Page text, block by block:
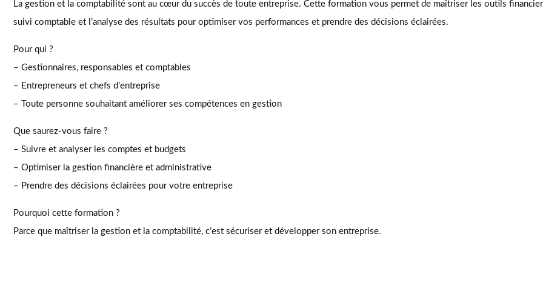
La gestion et la comptabilité sont au cœur du succès de toute entreprise. Cette formation vous permet de maîtriser les outils
suivi comptable et l’analyse des résultats pour optimiser vos performances et prendre des décisions éclairées.
Pour qui ?
– Gestionnaires, responsables et comptables
– Entrepreneurs et chefs d’entreprise
– Toute personne souhaitant améliorer ses compétences en gestion
Que saurez-vous faire ?
– Suivre et analyser les comptes et budgets
– Optimiser la gestion financière et administrative
– Prendre des décisions éclairées pour votre entreprise
Pourquoi cette formation ?
Parce que maîtriser la gestion et la comptabilité, c’est sécuriser et développer son entreprise.